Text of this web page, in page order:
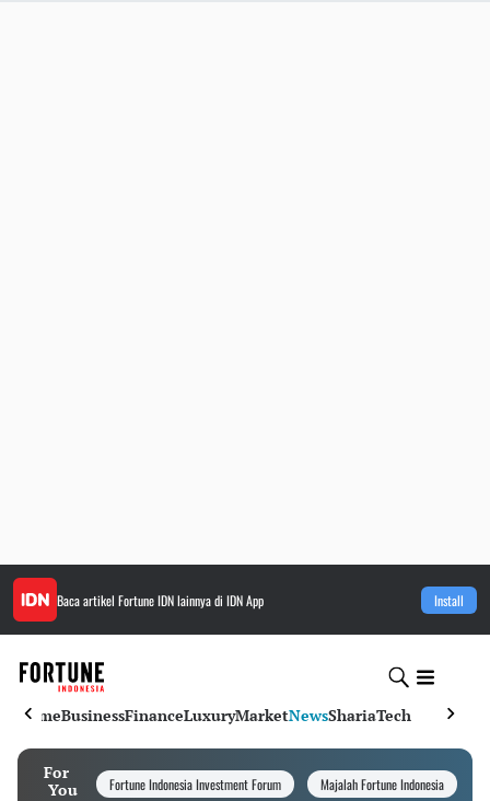
Baca artikel Fortune IDNlainnya di IDN App Install
HomeBusinessFinanceLuxuryMarketNewsShariaTech
For
You
Fortune Indonesia Investment Forum Majalah Fortune Indonesia